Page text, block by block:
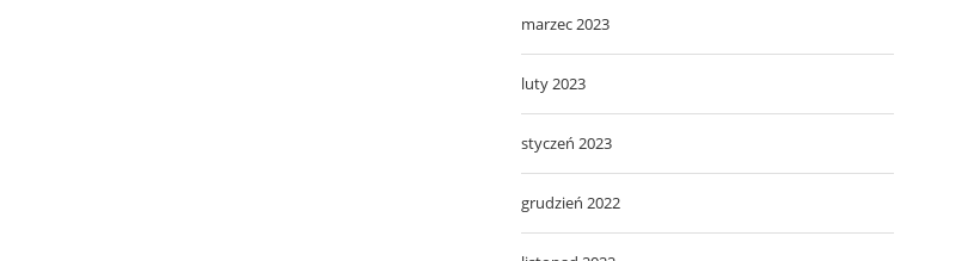
marzec 2023
luty 2023
styczeń 2023
grudzień 2022